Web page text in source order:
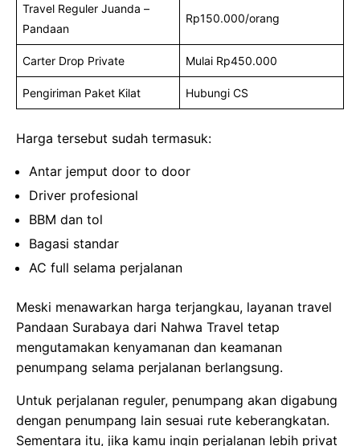
Travel Reguler Juanda –
Pandaan
Rp150.000/orang
Carter Drop Private Mulai Rp450.000
Pengiriman Paket Kilat Hubungi CS
Harga tersebut sudah termasuk:
Antar jemput door to door
Driver profesional
BBM dan tol
Bagasi standar
AC full selama perjalanan
Meski menawarkan harga terjangkau, layanan travel
Pandaan Surabaya dari Nahwa Travel tetap
mengutamakan kenyamanan dan keamanan
penumpang selama perjalanan berlangsung.
Untuk perjalanan reguler, penumpang akan digabung
dengan penumpang lain sesuai rute keberangkatan.
Sementara itu, jika kamu ingin perjalanan lebih privat